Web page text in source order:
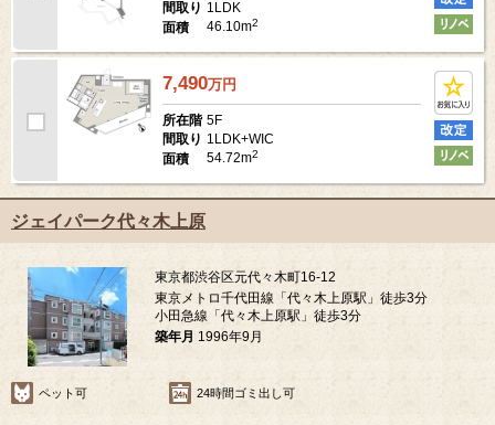
間取り 1LDK
面積
46.10m2
7,490万円
所在階 5F
間取り 1LDK+WIC
面積
54.72m2
ジェイパーク代々木上原
東京都渋谷区元代々木町16-12
東京メトロ千代田線「代々木上原駅」徒歩3分
小田急線「代々木上原駅」徒歩3分
築年月 1996年9月
ペット可 24時間ゴミ出し可